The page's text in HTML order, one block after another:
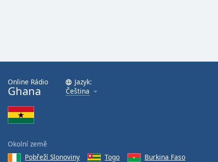
Font
Family
Done
Online Rádio
Ghana
Jazyk:
Čeština
Okolní země
Pobřeží Slonoviny
Togo Burkina Faso